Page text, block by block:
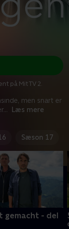
men snart er
... Læs mere
på Mit TV 2.
Sæson 17
gemacht - del